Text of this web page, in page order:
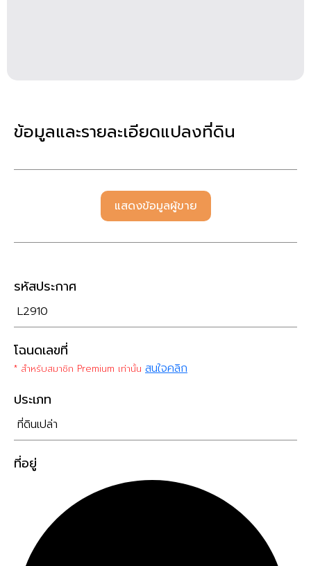
ข้อมูลและรายละเอียดแปลงที่ดิน
แสดงข้อมูลผู้ขาย
รหัสประกาศ
L2910
โฉนดเลขที่
* สำหรับสมาชิก Premium เท่านั้น สนใจคลิก
ประเภท
ที่ดินเปล่า
ที่อยู่